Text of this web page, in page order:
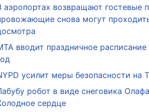
аэропортах возвращают гостевые
снова могут
вводит праздничное
усилит меры безопасности на
робот в виде снеговика
сердце